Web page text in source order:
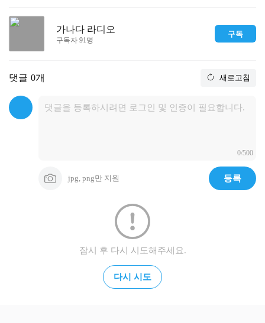
신! 세종대왕이 한글을 만드신 이유를 알아볼까요?
2. 한글날맞이 순우리말 특집 : ㄱ~ㅎ까지 어감이 곱고 예쁘거나
재미있는 순우리말을 알아봅시다!
가나다 라디오
구독자 91명
구독
댓글 0개 새로고침
0/500
jpg, png만 지원 등록
잠시 후 다시 시도해주세요.
다시 시도